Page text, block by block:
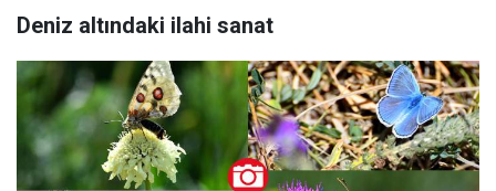
Deniz altındaki ilahi sanat